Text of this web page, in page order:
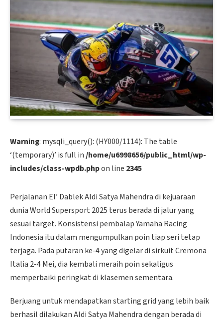
Warning: mysqli_query(): (HY000/1114): The table
‘(temporary)’ is full in/home/u6998656/public_html/wp-
includes/class-wpdb.phpon line 2345
Perjalanan El’ Dablek Aldi Satya Mahendra di kejuaraan
dunia World Supersport 2025 terus berada di jalur yang
sesuai target. Konsistensi pembalap Yamaha Racing
Indonesia itu dalam mengumpulkan poin tiap seri tetap
terjaga. Pada putaran ke-4 yang digelar di sirkuit Cremona
Italia 2-4 Mei, dia kembali meraih poin sekaligus
memperbaiki peringkat di klasemen sementara.
Berjuang untuk mendapatkan starting grid yang lebih baik
berhasil dilakukan Aldi Satya Mahendra dengan berada di